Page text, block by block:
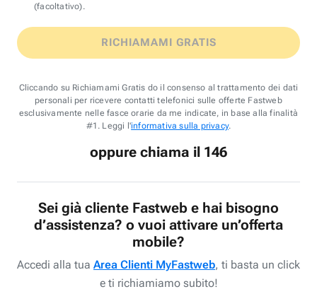
(facoltativo).
RICHIAMAMI GRATIS
Cliccando su Richiamami Gratis do il consenso al trattamento dei dati
personali per ricevere contatti telefonici sulle offerte Fastweb
esclusivamente nelle fasce orarie da me indicate, in base alla finalità
#1. Leggi l'informativa sulla privacy.
oppure chiama il 146
Sei già cliente Fastweb e hai bisogno
d’assistenza? o vuoi attivare un’offerta
mobile?
Accedi alla tua Area Clienti MyFastweb, ti basta un click
e ti richiamiamo subito!